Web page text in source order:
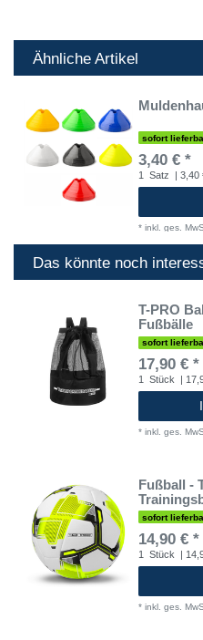
Ähnliche Artikel
sofort
3,40 € *
1 Satz | 3,40
* inkl. ges.
Das könnte noch
T-PRO
Fußbälle
sofort
17,90 € *
1 Stück |
* inkl. ges.
Fußball -
sofort
14,90 € *
1 Stück |
* inkl. ges.